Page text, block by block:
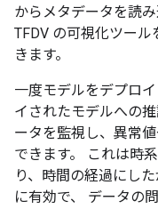
からメタデータを読
TFDV の可視化ツー
きます。
一度モデルをデプロ
イされたモデルへの
ータを監視し、異常
できます。 これは時
り、時間の経過にし
に有効で、 データの